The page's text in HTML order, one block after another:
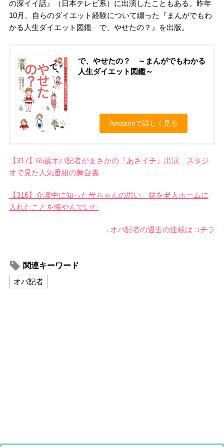
の深イイ話』（日本テレビ系）に出演したこともある。昨年
10月、自らのダイエット経験について綴った『まんがでもわ
かる人生ダイエット図鑑 で、やせたの？』を出版。
で、やせたの？ ～まんがでもわかる
人生ダイエット図鑑～
Amazonで詳しく見る
【317】65歳オバ記者がまさかの『あさイチ』出演 スタジ
オで見た人気番組の舞台裏
【316】介護中に知った母ちゃんの思い 姑を老人ホームに
入れたことを悔やんでいた
→オバ記者の過去の連載はコチラ
関連キーワード
オバ記者